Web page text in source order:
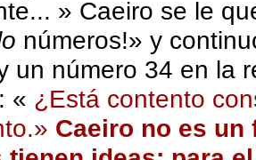
» Caeiro se le
números!» y
un número 34 en la
« ¿Está contento
Caeiro no es